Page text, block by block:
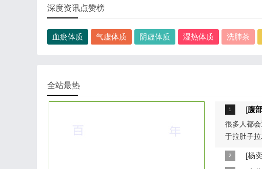
深度资讯点赞榜
血瘀体质 气虚体质 阴虚体质 湿热体质 洗肺茶
全站最热
[腹
很多人都
于拉肚子
[杨奕